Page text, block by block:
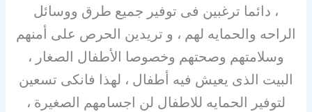
، دائما ترغبين فى توفير جميع طرق ووسائل
الراحه والحمايه لهم ، و تريدين الحرص على أمنهم
وسلامتهم وصحتهم وخصوصا الأطفال الصغار ،
البيت الذى يعيش فيه أطفال ، لهذا فانكى تسعين
لتوفير الحمايه للاطفال لن اجسامهم الصغيرة ،